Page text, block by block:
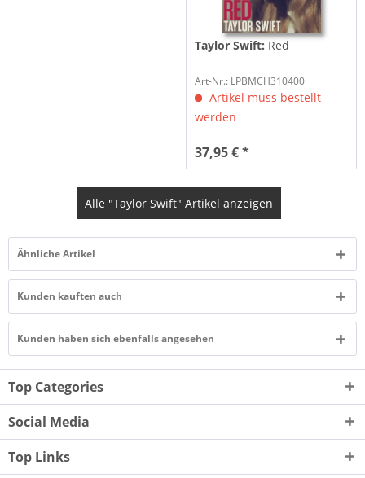
Taylor Swift: Red
Art-Nr.: LPBMCH310400
Artikel muss bestellt
werden
37,95 € *
Alle "Taylor Swift" Artikel anzeigen
Ähnliche Artikel
Kunden kauften auch
Kunden haben sich ebenfalls angesehen
Top Categories
Social Media
Top Links